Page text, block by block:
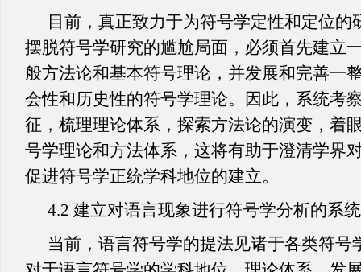
目前，真正致力于为符号学定性和定位的
摆脱符号学研究的尴尬局面，必须首先建立
般方法论和基本符号理论，并发展和完善一
会性和历史性的符号学理论。因此，系统考
征，梳理理论体系，探索方法论的演变，着
号学理论和方法体系，这将有助于澄清学界
促进符号学正统学科地位的建立。
4.2 建立对语言现象进行符号学分析的系
当前，语言符号学的提法见诸于各类符号